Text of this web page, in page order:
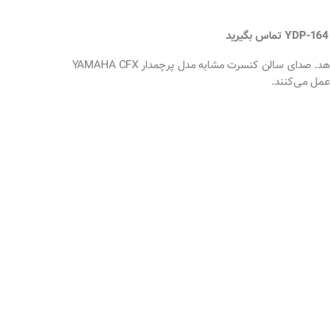
YDP-164 تماس بگیرید
پیانو یاماها YDP 164 با تجربه‌ای مشابه پیانوی گرند را ارائه می‌دهد. صدای سالن کنسرت مشابه مدل پرچمدار YAMAHA CFX